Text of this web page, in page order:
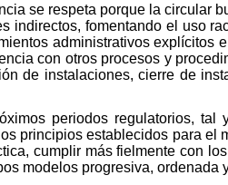
se respeta porque la circular
indirectos, fomentando el uso
administrativos explícitos
con otros procesos y
de instalaciones, cierre de
periodos regulatorios,
principios establecidos para el
cumplir más fielmente con
modelos progresiva, ordenada